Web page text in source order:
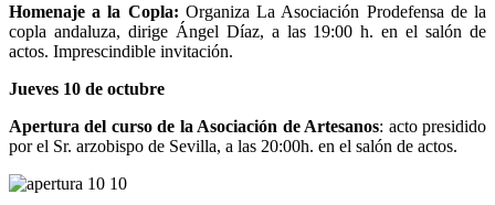
Homenaje a la Copla: Organiza La Asociación Prodefensa de la
copla andaluza, dirige Ángel Díaz, a las 19:00 h. en el salón de
actos. Imprescindible invitación.
Jueves 10 de octubre
Apertura del curso de la Asociación de Artesanos: acto presidido
por el Sr. arzobispo de Sevilla, a las 20:00h. en el salón de actos.